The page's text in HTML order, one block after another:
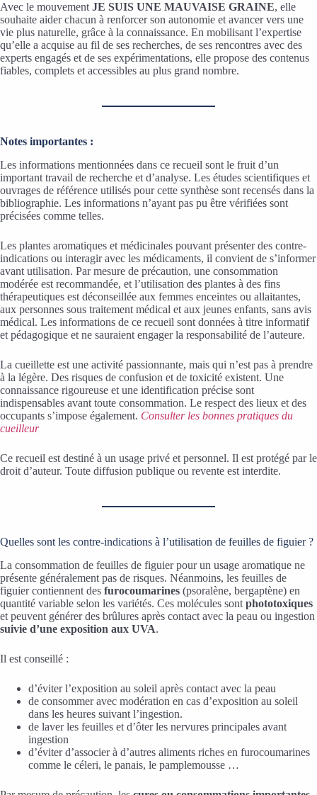
Avec le mouvement JE SUIS UNE MAUVAISE GRAINE, elle
souhaite aider chacun à renforcer son autonomie et avancer vers une
vie plus naturelle, grâce à la connaissance. En mobilisant l’expertise
qu’elle a acquise au fil de ses recherches, de ses rencontres avec des
experts engagés et de ses expérimentations, elle propose des contenus
fiables, complets et accessibles au plus grand nombre.
Notes importantes :
Les informations mentionnées dans ce recueil sont le fruit d’un
important travail de recherche et d’analyse. Les études scientifiques et
ouvrages de référence utilisés pour cette synthèse sont recensés dans la
bibliographie. Les informations n’ayant pas pu être vérifiées sont
précisées comme telles.
Les plantes aromatiques et médicinales pouvant présenter des contre-
indications ou interagir avec les médicaments, il convient de s’informer
avant utilisation. Par mesure de précaution, une consommation
modérée est recommandée, et l’utilisation des plantes à des fins
thérapeutiques est déconseillée aux femmes enceintes ou allaitantes,
aux personnes sous traitement médical et aux jeunes enfants, sans avis
médical. Les informations de ce recueil sont données à titre informatif
et pédagogique et ne sauraient engager la responsabilité de l’auteure.
La cueillette est une activité passionnante, mais qui n’est pas à prendre
à la légère. Des risques de confusion et de toxicité existent. Une
connaissance rigoureuse et une identification précise sont
indispensables avant toute consommation. Le respect des lieux et des
occupants s’impose également. Consulter les bonnes pratiques du
cueilleur
Ce recueil est destiné à un usage privé et personnel. Il est protégé par le
droit d’auteur. Toute diffusion publique ou revente est interdite.
Quelles sont les contre-indications à l’utilisation de feuilles de figuier ?
La consommation de feuilles de figuier pour un usage aromatique ne
présente généralement pas de risques. Néanmoins, les feuilles de
figuier contiennent des furocoumarines (psoralène, bergaptène) en
quantité variable selon les variétés. Ces molécules sont phototoxiques
et peuvent générer des brûlures après contact avec la peau ou ingestion
suivie d’une exposition aux UVA.
Il est conseillé :
d’éviter l’exposition au soleil après contact avec la peau
de consommer avec modération en cas d’exposition au soleil
dans les heures suivant l’ingestion.
de laver les feuilles et d’ôter les nervures principales avant
ingestion
d’éviter d’associer à d’autres aliments riches en furocoumarines
comme le céleri, le panais, le pamplemousse …